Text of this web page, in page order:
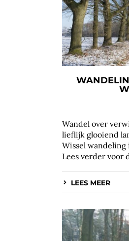
Wandel over
lieflijk glooiend
Wissel
Lees verder voor
LEES MEER